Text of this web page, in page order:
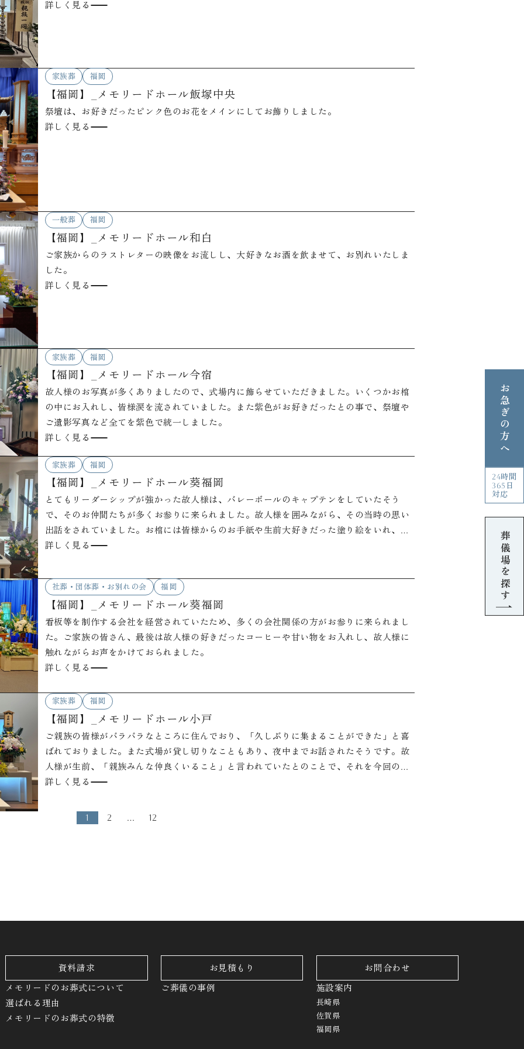
詳しく見る
家族葬 福岡
【福岡】_メモリードホール飯塚中央
祭壇は、お好きだったピンク色のお花をメインにしてお飾りしました。
詳しく見る
一般葬 福岡
【福岡】_メモリードホール和白
ご家族からのラストレターの映像をお流しし、大好きなお酒を飲ませて、お別れいたしま
した。
詳しく見る
家族葬 福岡
【福岡】_メモリードホール今宿
故人様のお写真が多くありましたので、式場内に飾らせていただきました。いくつかお棺
の中にお入れし、皆様涙を流されていました。また紫色がお好きだったとの事で、祭壇や
ご遺影写真など全てを紫色で統一しました。
詳しく見る
家族葬 福岡
【福岡】_メモリードホール葵福岡
とてもリーダーシップが強かった故人様は、バレーボールのキャプテンをしていたそう
で、そのお仲間たちが多くお参りに来られました。故人様を囲みながら、その当時の思い
出話をされていました。お棺には皆様からのお手紙や生前大好きだった塗り絵をいれ、最
期のひと時を過ごされていました。
詳しく見る
社葬・団体葬・お別れの会 福岡
【福岡】_メモリードホール葵福岡
看板等を制作する会社を経営されていたため、多くの会社関係の方がお参りに来られまし
た。ご家族の皆さん、最後は故人様の好きだったコーヒーや甘い物をお入れし、故人様に
触れながらお声をかけておられました。
詳しく見る
家族葬 福岡
【福岡】_メモリードホール小戸
ご親族の皆様がバラバラなところに住んでおり、「久しぶりに集まることができた」と喜
ばれておりました。また式場が貸し切りなこともあり、夜中までお話されたそうです。故
人様が生前、「親族みんな仲良くいること」と言われていたとのことで、それを今回の葬
儀で実感できたと喪主様が言っておられました。
詳しく見る
1 2 … 12
資料請求 お見積もり お問合わせ
メモリードのお葬式について
選ばれる理由
メモリードのお葬式の特徴
ご葬儀の事例 施設案内
長崎県
佐賀県
福岡県
お急ぎの方へ
24時間
365日
対応
葬儀場を探す